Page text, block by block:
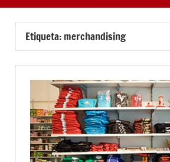
Etiqueta: merchandising